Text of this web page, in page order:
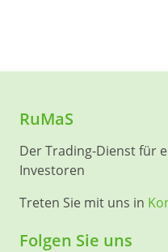
RuMaS
Der Trading-Dienst für
Investoren
Treten Sie mit uns in
Folgen Sie uns